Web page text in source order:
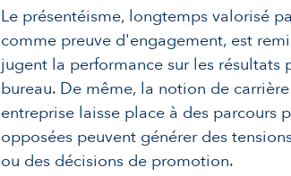
Le présentéisme, longtemps valorisé
comme preuve d'engagement, est
jugent la performance sur les résultats
bureau. De même, la notion de
entreprise laisse place à des parcours
opposées peuvent générer des
ou des décisions de promotion.